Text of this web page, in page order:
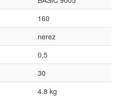
160
nerez
0,5
30
4.8 kg